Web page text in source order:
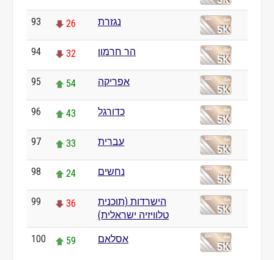
93 26 נגזרת
94 32 הר חרמון
95 54 אפריקה
96 43 כדורגל
97 33 עברית
98 24 נחשים
99 36
הישרדות (תוכנית
טלוויזיה ישראלית)
100 59 אסלאם